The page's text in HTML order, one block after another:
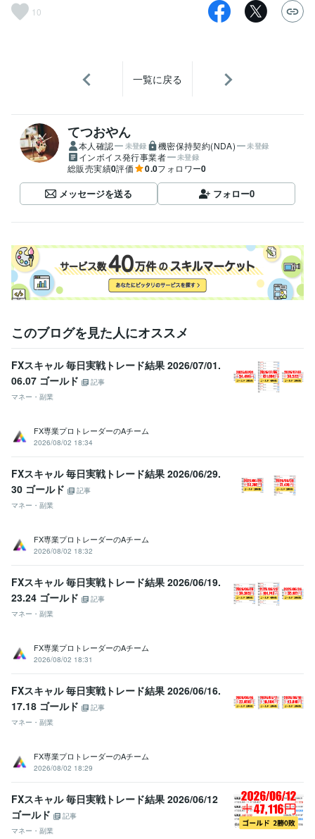
10
一覧に戻る
てつおやん
本人確認 未登録 機密保持契約(NDA) 未登録
インボイス発行事業者 未登録
総販売実績0評価 0.0フォロワー0
メッセージを送る フォロー0
このブログを見た人にオススメ
FXスキャル 毎日実戦トレード結果 2026/07/01.
06.07 ゴールド
記事
マネー・副業
FX専業プロトレーダーのAチーム
2026/08/02 18:34
FXスキャル 毎日実戦トレード結果 2026/06/29.
30 ゴールド
記事
マネー・副業
FX専業プロトレーダーのAチーム
2026/08/02 18:32
FXスキャル 毎日実戦トレード結果 2026/06/19.
23.24 ゴールド
記事
マネー・副業
FX専業プロトレーダーのAチーム
2026/08/02 18:31
FXスキャル 毎日実戦トレード結果 2026/06/16.
17.18 ゴールド
記事
マネー・副業
FX専業プロトレーダーのAチーム
2026/08/02 18:29
FXスキャル 毎日実戦トレード結果 2026/06/12
ゴールド
記事
マネー・副業